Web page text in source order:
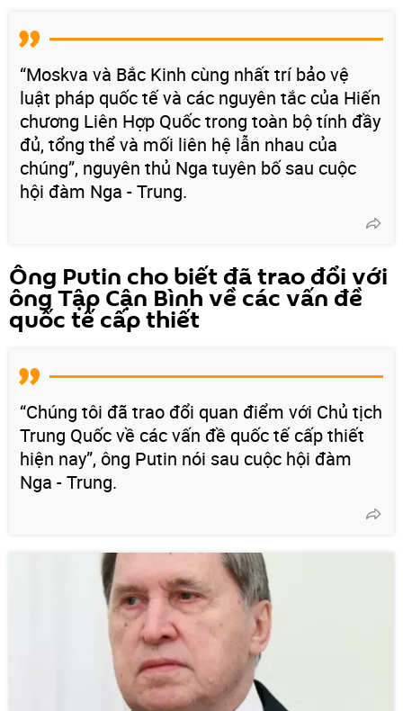
“Moskva và Bắc Kinh cùng nhất trí bảo vệ
luật pháp quốc tế và các nguyên tắc của Hiến
chương Liên Hợp Quốc trong toàn bộ tính đầy
đủ, tổng thể và mối liên hệ lẫn nhau của
chúng”, nguyên thủ Nga tuyên bố sau cuộc
hội đàm Nga - Trung.
Ông Putin cho biết đã trao đổi với
ông Tập Cận Bình về các vấn đề
quốc tế cấp thiết
“Chúng tôi đã trao đổi quan điểm với Chủ tịch
Trung Quốc về các vấn đề quốc tế cấp thiết
hiện nay”, ông Putin nói sau cuộc hội đàm
Nga - Trung.